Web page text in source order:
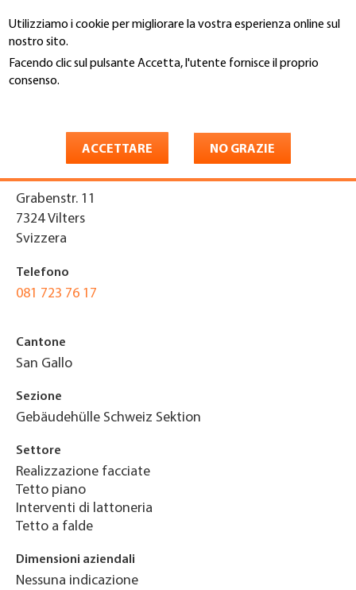
Utilizziamo i cookie per migliorare la vostra esperienza online sul
nostro sito.
Facendo clic sul pulsante Accetta, l'utente fornisce il proprio
consenso.
ACCETTARE NO GRAZIE
al
contenuto
principale
You
Indirizzo
Grabenstr. 11
7324 Vilters
Svizzera
Telefono
081 723 76 17
Cantone
San Gallo
Sezione
Gebäudehülle Schweiz Sektion
Settore
Realizzazione facciate
Tetto piano
Interventi di lattoneria
Tetto a falde
Dimensioni aziendali
Nessuna indicazione